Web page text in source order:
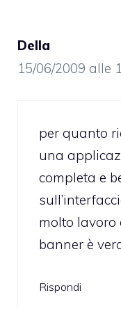
Della
15/06/2009 alle
per quanto
una
completa e
molto lavoro
banner è
Rispondi